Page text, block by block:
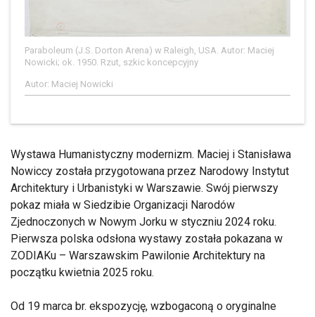
Paraboleum (J.S. Dorton Arena) w Raleigh, USA. Autor: Maciej
Nowicki; ok. 1950. Rzut, szkic koncepcyjny
Autor: Maciej Nowicki
Wystawa Humanistyczny modernizm. Maciej i Stanisława
Nowiccy została przygotowana przez Narodowy Instytut
Architektury i Urbanistyki w Warszawie. Swój pierwszy
pokaz miała w Siedzibie Organizacji Narodów
Zjednoczonych w Nowym Jorku w styczniu 2024 roku.
Pierwsza polska odsłona wystawy została pokazana w
ZODIAKu – Warszawskim Pawilonie Architektury na
początku kwietnia 2025 roku.
Od 19 marca br. ekspozycję, wzbogaconą o oryginalne